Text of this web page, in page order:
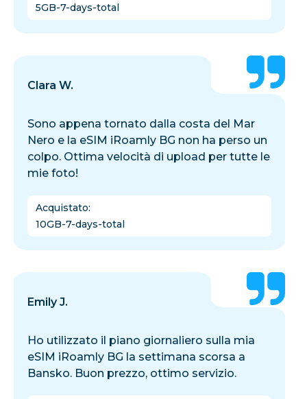
5GB-7-days-total
Clara W.
Sono appena tornato dalla costa del Mar
Nero e la eSIM iRoamly BG non ha perso un
colpo. Ottima velocità di upload per tutte le
mie foto!
Acquistato:
10GB-7-days-total
Emily J.
Ho utilizzato il piano giornaliero sulla mia
eSIM iRoamly BG la settimana scorsa a
Bansko. Buon prezzo, ottimo servizio.